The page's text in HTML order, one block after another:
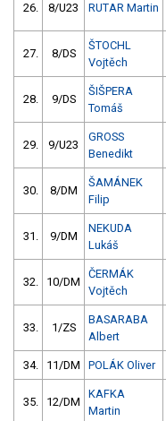
26. 8/U23 RUTAR Martin
27. 8/DS
ŠTOCHL
Vojtěch
28. 9/DS
ŠIŠPERA
Tomáš
29. 9/U23
GROSS
Benedikt
30. 8/DM
ŠAMÁNEK
Filip
31. 9/DM
NEKUDA
Lukáš
32. 10/DM
ČERMÁK
Vojtěch
33. 1/ZS
BASARABA
Albert
34. 11/DM POLÁK Oliver
35. 12/DM
KAFKA
Martin